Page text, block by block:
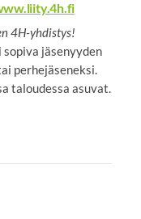
4H-yhdistys!
jäsenyyden
perhejäseneksi.
taloudessa asuvat.